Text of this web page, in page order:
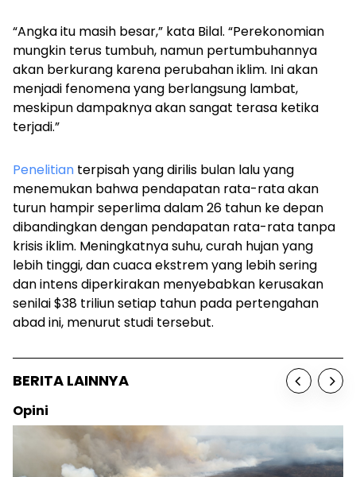
“Angka itu masih besar,” kata Bilal. “Perekonomian
mungkin terus tumbuh, namun pertumbuhannya
akan berkurang karena perubahan iklim. Ini akan
menjadi fenomena yang berlangsung lambat,
meskipun dampaknya akan sangat terasa ketika
terjadi.”
Penelitian terpisah yang dirilis bulan lalu yang
menemukan bahwa pendapatan rata-rata akan
turun hampir seperlima dalam 26 tahun ke depan
dibandingkan dengan pendapatan rata-rata tanpa
krisis iklim. Meningkatnya suhu, curah hujan yang
lebih tinggi, dan cuaca ekstrem yang lebih sering
dan intens diperkirakan menyebabkan kerusakan
senilai $38 triliun setiap tahun pada pertengahan
abad ini, menurut studi tersebut.
BERITA LAINNYA
Opini